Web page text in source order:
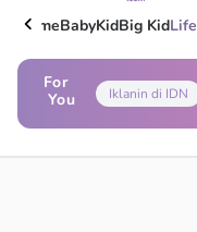
HomeBabyKidBig KidLife
For
You
Iklanin di IDN